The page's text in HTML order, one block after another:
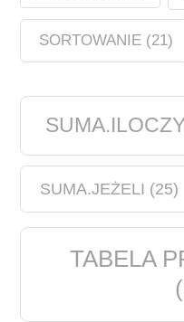
SORTOWANIE(21)
SUMA.JEŻELI (25)
TABELA